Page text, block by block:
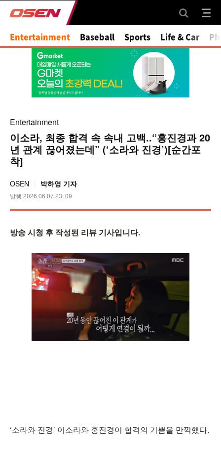
Mute
Entertainment Baseball Sports Life & Car
Entertainment
이소라, 최종 합격 속 속내 고백..“홍진경과 20
년 관계 끊어졌는데” (‘소라와 진경’)[순간포
착]
OSEN 박하영 기자
발행 2026.06.07 23: 09
방송 시청 후 작성된 리뷰 기사입니다.
‘소라와 진경’ 이소라와 홍진경이 합격의 기쁨을 만끽했다.